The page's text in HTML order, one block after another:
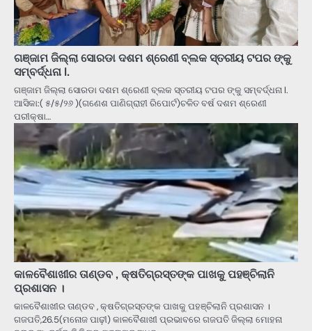
ଗଞ୍ଜାମ ଜିଲ୍ଲା ସୋରଡା ଦଶମ ଶ୍ରେଣୀ ବ୍ଲକ ସ୍ତରୀୟ ଟପର ଙ୍କୁ
ସମ୍ବର୍ଦ୍ଧନା l.
ଗଞ୍ଜାମ ଜିଲ୍ଲା ସୋରଡା ଦଶମ ଶ୍ରେଣୀ ବ୍ଲକ ସ୍ତରୀୟ ଟପର ଙ୍କୁ ସମ୍ବର୍ଦ୍ଧନା l.
ଆସିକା:( ୫/୫/୨୬ )(ଗଣେଶ ପାଣିଗ୍ରାହୀ ରିପୋର୍ଟ)ଚଳିତ ବର୍ଷ ଦଶମ ଶ୍ରେଣୀ
ପରୀକ୍ଷା…
କାଳବୈଶାଖୀର ତାଣ୍ଡବ , କ୍ଷତିଗ୍ରସ୍ତଙ୍କ ପାଖକୁ ପହଞ୍ଚିଲାନି
ପ୍ରଶାସନ ।
କାଳବୈଶାଖୀର ତାଣ୍ଡବ , କ୍ଷତିଗ୍ରସ୍ତଙ୍କ ପାଖକୁ ପହଞ୍ଚିଲାନି ପ୍ରଶାସନ ।
ଗଜପତି,26.5(ମନୋଜ ପାଢ଼ୀ) କାଳବୈଶାଖୀ ପ୍ରଭାବରେ ଗଜପତି ଜିଲ୍ଲା ମୋହନା